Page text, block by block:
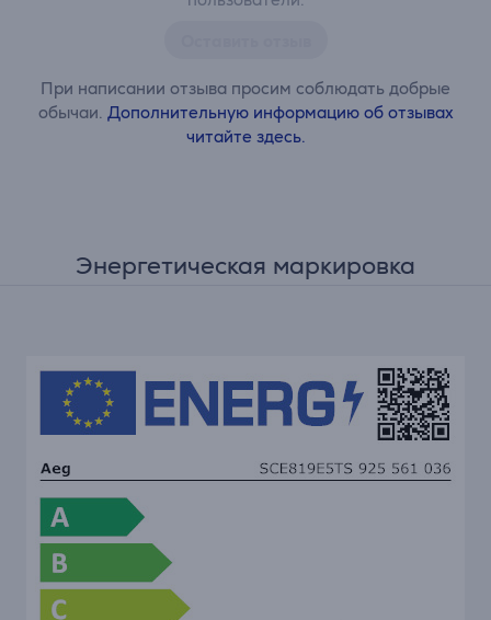
При написании отзыва просим соблюдать добрые
обычаи. Дополнительную информацию об отзывах
читайте здесь.
Энергетическая маркировка